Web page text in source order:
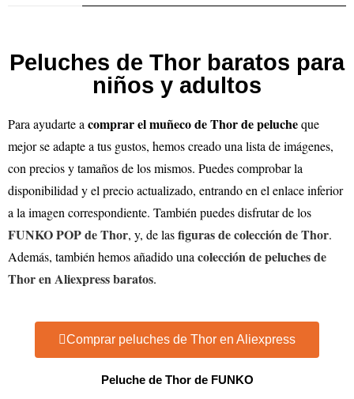
Peluches de Thor baratos para
niños y adultos
Para ayudarte a comprar el muñeco de Thor de pelucheque
mejor se adapte a tus gustos, hemos creado una lista de imágenes,
con precios y tamaños de los mismos. Puedes comprobar la
disponibilidad y el precio actualizado, entrando en el enlace inferior
a la imagen correspondiente. También puedes disfrutar de los
FUNKO POP de Thor, y, de lasfiguras de colección de Thor.
Además, también hemos añadido una colección de peluches de
Thor en Aliexpress baratos.
Comprar peluches de Thor en Aliexpress
Peluche de Thor de FUNKO